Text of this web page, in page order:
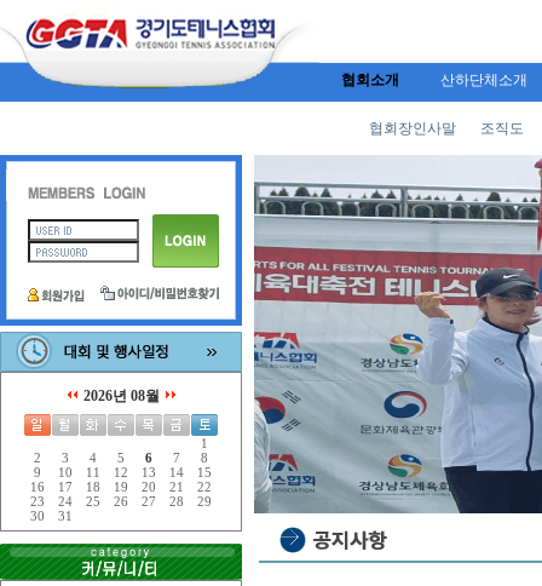
협회소개 산하단체소개
협회장인사말 조직도
2026년 08월
1
2
3 4 5 6 7
8
9
10 11 12 13 14
15
16
17 18 19 20 21
22
23
24 25 26 27 28
29
30
31